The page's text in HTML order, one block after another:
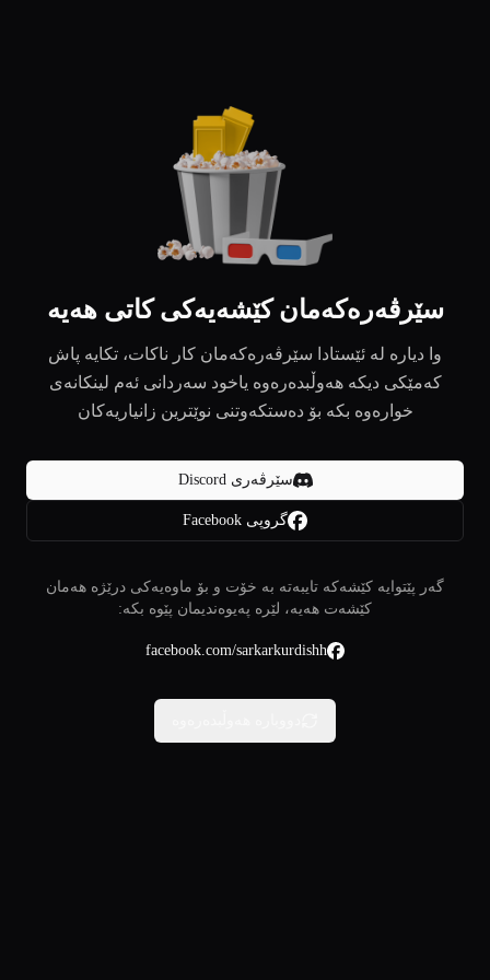
سێرڤەرەکەمان کێشەیەکی کاتی هەیە
وا دیارە لە ئێستادا سێرڤەرەکەمان کار ناکات، تکایە پاش
کەمێکی دیکە هەوڵبدەرەوە یاخود سەردانی ئەم لینکانەی
خوارەوە بکە بۆ دەستکەوتنی نوێترین زانیاریەکان
سێرڤەری Discord
گروپی Facebook
گەر پێتوایە کێشەکە تایبەتە بە خۆت و بۆ ماوەیەکی درێژە هەمان
کێشەت هەیە، لێرە پەیوەندیمان پێوە بکە:
facebook.com/sarkarkurdishh